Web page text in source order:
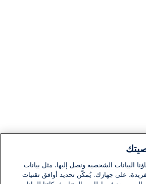
البيانات الشخصية ونصل إليها، مثل بيانات
على جهازك. يُمكّن تحديد أوافق تقنيات